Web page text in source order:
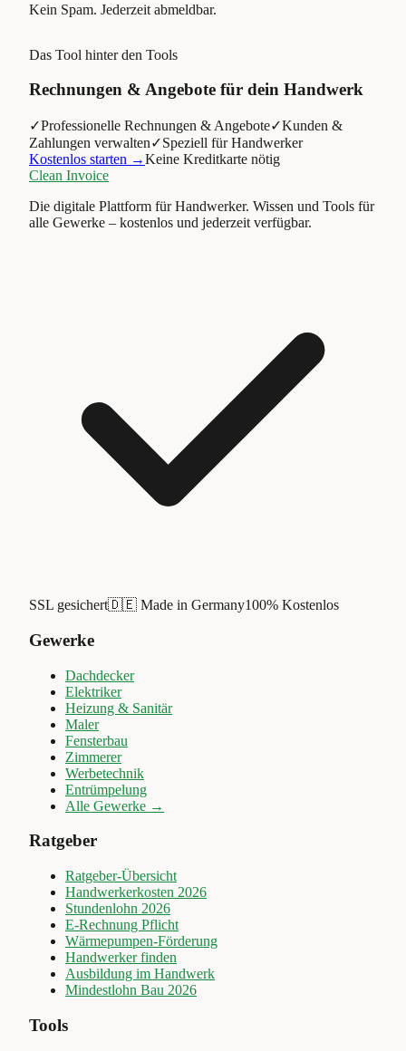
Kein Spam. Jederzeit abmeldbar.
Das Tool hinter den Tools
Rechnungen & Angebote für dein Handwerk
✓Professionelle Rechnungen & Angebote✓Kunden &
Zahlungen verwalten✓Speziell für Handwerker
Kostenlos starten →Keine Kreditkarte nötig
Clean Invoice
Die digitale Plattform für Handwerker. Wissen und Tools für
alle Gewerke – kostenlos und jederzeit verfügbar.
SSL gesichert🇩🇪 Made in Germany100% Kostenlos
Gewerke
Dachdecker
Elektriker
Heizung & Sanitär
Maler
Fensterbau
Zimmerer
Werbetechnik
Entrümpelung
Alle Gewerke →
Ratgeber
Ratgeber-Übersicht
Handwerkerkosten 2026
Stundenlohn 2026
E-Rechnung Pflicht
Wärmepumpen-Förderung
Handwerker finden
Ausbildung im Handwerk
Mindestlohn Bau 2026
Tools